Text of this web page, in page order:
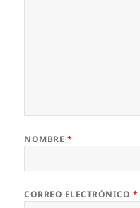
NOMBRE *
CORREO ELECTRÓNICO *